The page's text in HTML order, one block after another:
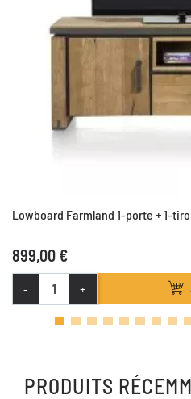
Lowboard Farmland 1-porte + 1-
899,00 €
- +
PRODUITS